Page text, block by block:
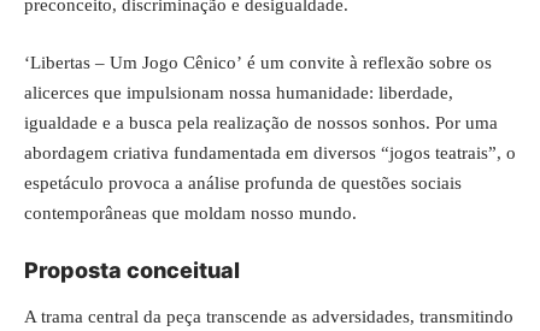
preconceito, discriminação e desigualdade.
‘Libertas – Um Jogo Cênico’ é um convite à reflexão sobre os
alicerces que impulsionam nossa humanidade: liberdade,
igualdade e a busca pela realização de nossos sonhos. Por uma
abordagem criativa fundamentada em diversos “jogos teatrais”, o
espetáculo provoca a análise profunda de questões sociais
contemporâneas que moldam nosso mundo.
Proposta conceitual
A trama central da peça transcende as adversidades, transmitindo